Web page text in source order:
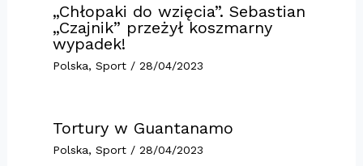
„Chłopaki do wzięcia”. Sebastian
„Czajnik” przeżył koszmarny
wypadek!
Polska, Sport/ 28/04/2023
Tortury w Guantanamo
Polska, Sport/ 28/04/2023